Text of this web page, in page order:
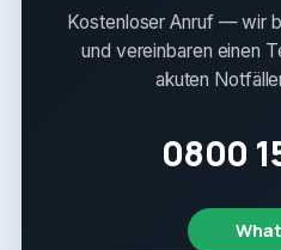
Kostenloser Anruf — wir
und vereinbaren einen
akuten
0800